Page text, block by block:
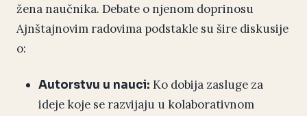
žena naučnika. Debate o njenom doprinosu
Ajnštajnovim radovima podstakle su šire diskusije
o:
Autorstvu u nauci: Ko dobija zasluge za
ideje koje se razvijaju u kolaborativnom